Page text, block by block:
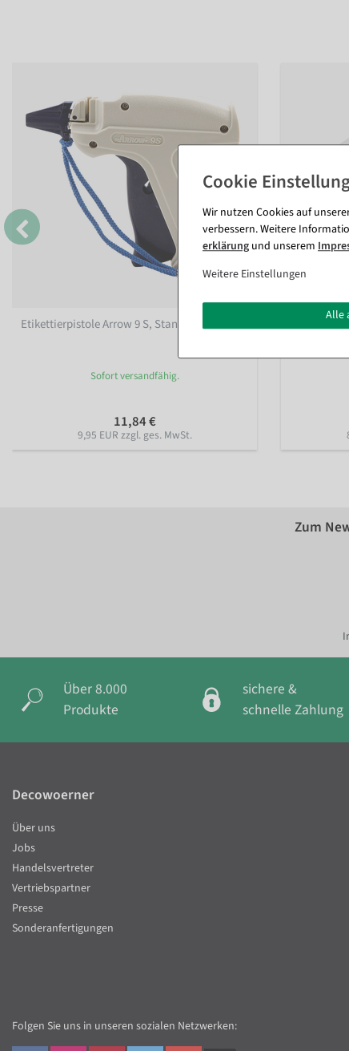
Etikettierpistole Arrow 9 S, Standard Nadel
Sofort versandfähig.
11,84 €
9,95 EUR zzgl. ges. MwSt.
Heftfäden
Zum
Über 8.000
Produkte
sichere &
schnelle Zahlung
Wir nutzen Cookies auf
verbessern. Weitere
erklärung und unserem
Weitere Einstellungen
Alle
Decowoerner
Über uns
Jobs
Handelsvertreter
Vertriebspartner
Presse
Sonderanfertigungen
Folgen Sie uns in unseren sozialen Netzwerken: